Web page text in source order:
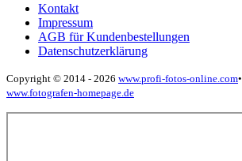
Kontakt
Impressum
AGB für Kundenbestellungen
Datenschutzerklärung
Copyright © 2014 - 2026 www.profi-fotos-online.com•
www.fotografen-homepage.de